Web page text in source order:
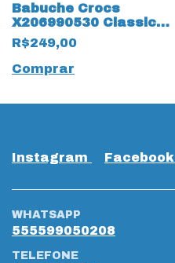
Babuche Crocs
X206990530 Classic
Clog 15595 Lavanda
R$249,00
Comprar
Instagram Facebook
WHATSAPP
555599050208
TELEFONE